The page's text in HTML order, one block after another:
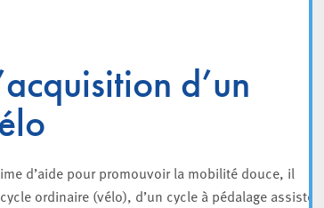
d’un
d’aide pour promouvoir la mobilité douce, il
ordinaire (vélo), d’un cycle à pédalage assisté